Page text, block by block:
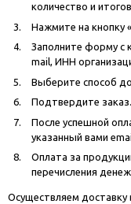
количество и
Нажмите на кнопку
Заполните форму
mail, ИНН
Выберите способ
Подтвердите заказ.
После успешной
указанный вами
Оплата за
перечисления
Осуществляем доставку